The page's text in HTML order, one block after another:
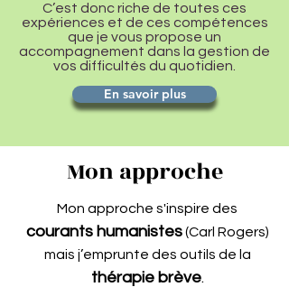
C’est donc riche de toutes ces
expériences et de ces compétences
que je vous propose un
accompagnement dans la gestion de
vos difficultés du quotidien.
En savoir plus
Mon approche
Mon approche s'inspire des
courants humanistes(Carl Rogers)
mais j’emprunte des outils de la
thérapie brève.